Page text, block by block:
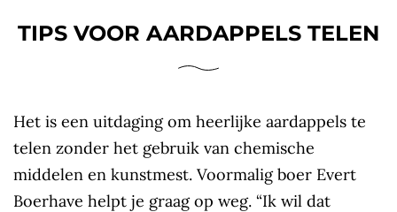
TIPS VOOR AARDAPPELS TELEN
Het is een uitdaging om heerlijke aardappels te
telen zonder het gebruik van chemische
middelen en kunstmest. Voormalig boer Evert
Boerhave helpt je graag op weg. “Ik wil dat